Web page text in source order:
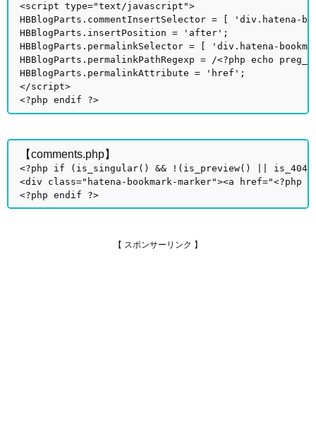
<script type="text/javascript">
HBBlogParts.commentInsertSelector = [
HBBlogParts.insertPosition = 'after';
HBBlogParts.permalinkSelector = [ 'div.hatena-
HBBlogParts.permalinkPathRegexp = /<?php echo
HBBlogParts.permalinkAttribute = 'href';
</script>
<?php endif ?>
【comments.php】
<?php if (is_singular() && !(is_preview() ||
<div class="hatena-bookmark-marker"><a href="<?php
<?php endif ?>